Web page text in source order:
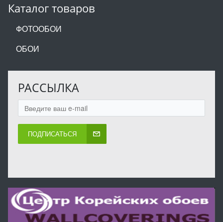
Каталог товаров
ФОТООБОИ
ОБОИ
РАССЫЛКА
ПОДПИСАТЬСЯ